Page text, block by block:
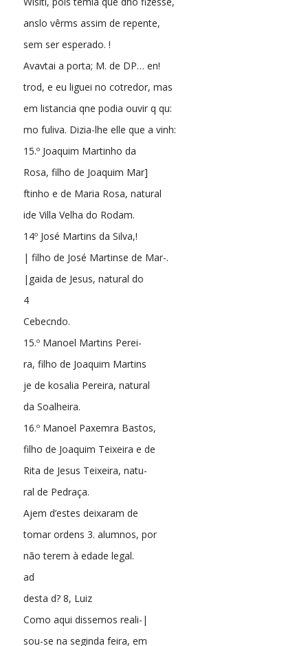
anslo vêrms assim de repente,
sem ser esperado. !
Avavtai a porta; M. de DP… en!
trod, e eu liguei no cotredor, mas
em listancia qne podia ouvir q qu:
mo fuliva. Dizia-lhe elle que a vinh:
15.º Joaquim Martinho da
Rosa, filho de Joaquim Mar]
ftinho e de Maria Rosa, natural
ide Villa Velha do Rodam.
14º José Martins da Silva,!
| filho de José Martinse de Mar-.
|gaida de Jesus, natural do
4
Cebecndo.
15.º Manoel Martins Perei-
ra, filho de Joaquim Martins
je de kosalia Pereira, natural
da Soalheira.
16.º Manoel Paxemra Bastos,
filho de Joaquim Teixeira e de
Rita de Jesus Teixeira, natu-
ral de Pedraça.
Ajem d’estes deixaram de
tomar ordens 3. alumnos, por
não terem à edade legal.
ad
desta d? 8, Luiz
Como aqui dissemos reali-|
sou-se na seginda feira, em